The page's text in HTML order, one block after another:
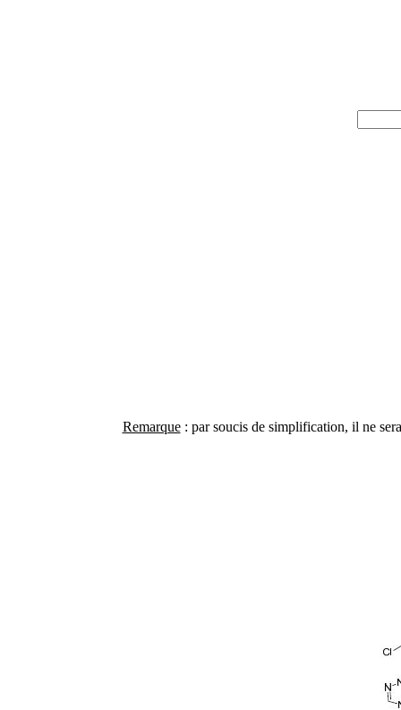
Remarque: par soucis de simplification, il ne